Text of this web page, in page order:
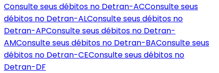
Consulte seus débitos no Detran-ACConsulte seus
débitos no Detran-ALConsulte seus débitos no
Detran-APConsulte seus débitos no Detran-
AMConsulte seus débitos no Detran-BAConsulte seus
débitos no Detran-CEConsulte seus débitos no
Detran-DF